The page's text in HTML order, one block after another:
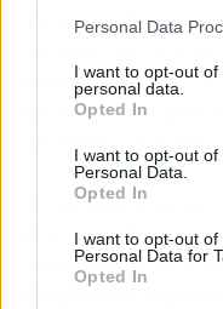
Personal Data
I want to opt-out
personal data.
Opted In
I want to opt-out
Personal Data.
Opted In
I want to opt-out
Personal Data for
Opted In
Este vestido
redes sociales. Y
incentivo del
No sabemos si
irse la madrileña
programa. Eso sí,
disgustara al